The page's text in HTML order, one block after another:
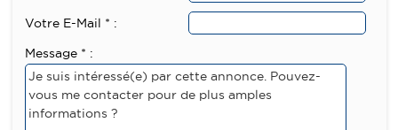
Votre E-Mail * :
Message * :